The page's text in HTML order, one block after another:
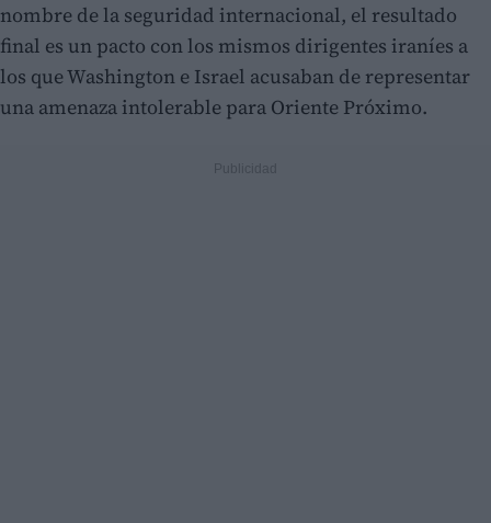
nombre de la seguridad internacional, el resultado
final es un pacto con los mismos dirigentes iraníes a
los que Washington e Israel acusaban de representar
una amenaza intolerable para Oriente Próximo.